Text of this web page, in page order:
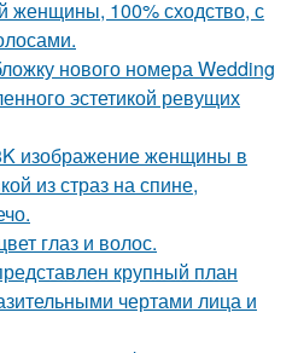
женщины, 100% сходство, с
нового номера Wedding
эстетикой ревущих
изображение женщины в
из страз на спине,
глаз и волос.
крупный план
чертами лица и